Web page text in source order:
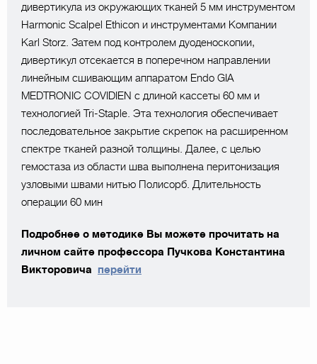
дивертикула из окружающих тканей 5 мм инструментом
Harmonic Scalpel Ethicon и инструментами Компании
Karl Storz. Затем под контролем дуоденоскопии,
дивертикул отсекается в поперечном направлении
линейным сшивающим аппаратом Endo GIA
MEDTRONIC COVIDIEN с длиной кассеты 60 мм и
технологией Tri-Staple. Эта технология обеспечивает
последовательное закрытие скрепок на расширенном
спектре тканей разной толщины. Далее, с целью
гемостаза из области шва выполнена перитонизация
узловыми швами нитью Полисорб. Длительность
операции 60 мин
Подробнее о методике Вы можете прочитать на
личном сайте профессора Пучкова Константина
Викторовича перейти